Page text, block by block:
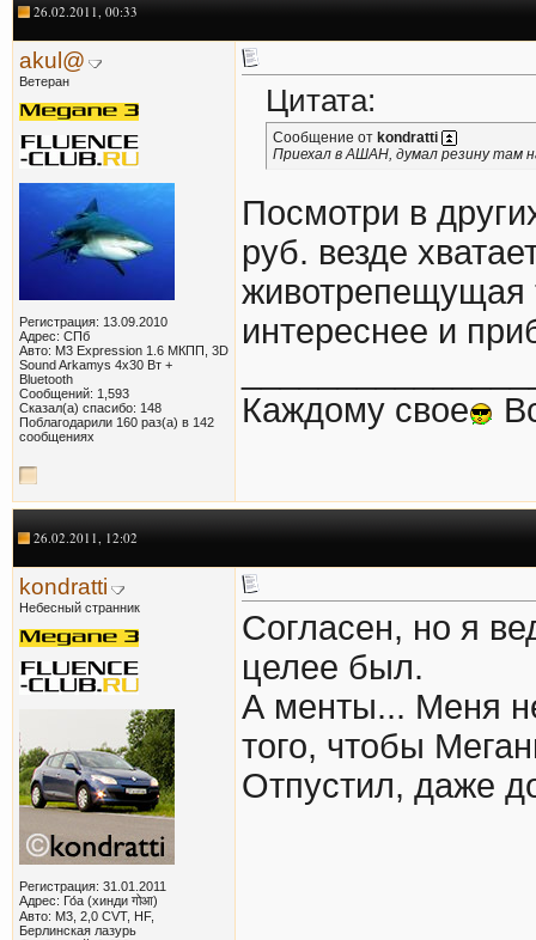
26.02.2011, 00:33
akul@
Ветеран
Регистрация: 13.09.2010
Адрес: СПб
Авто: М3 Expression 1.6 МКПП, 3D
Sound Arkamys 4х30 Вт +
Bluetooth
Сообщений: 1,593
Сказал(а) спасибо: 148
Поблагодарили 160 раз(а) в 142
сообщениях
Цитата:
Сообщение от kondratti
Приехал в АШАН, думал резину там
Посмотри в
руб. везде
животрепещущая
интереснее и
Каждому свое
26.02.2011, 12:02
kondratti
Небесный странник
Регистрация: 31.01.2011
Адрес: Го́а (хинди गोआ)
Авто: M3, 2,0 CVT, HF,
Берлинская лазурь
Согласен, но я
целее был.
А менты... Меня
того, чтобы
Отпустил, даже